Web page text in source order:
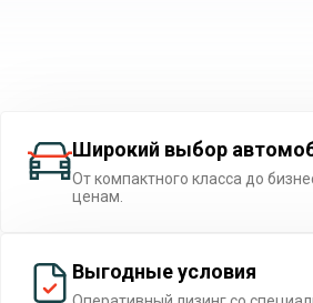
Широкий выбор
От компактного класса до
ценам.
Выгодные условия